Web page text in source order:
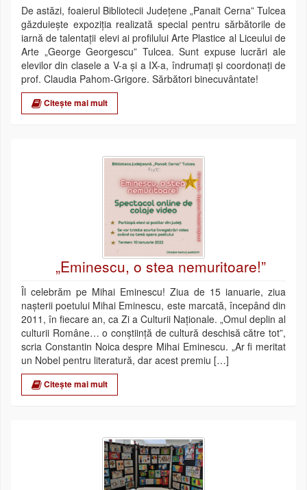
De astăzi, foaierul Bibliotecii Județene „Panait Cerna” Tulcea
găzduiește expoziția realizată special pentru sărbătorile de
iarnă de talentații elevi ai profilului Arte Plastice al Liceului de
Arte „George Georgescu” Tulcea. Sunt expuse lucrări ale
elevilor din clasele a V-a și a IX-a, îndrumați și coordonați de
prof. Claudia Pahom-Grigore. Sărbători binecuvântate!
Citește mai mult
„Eminescu, o stea nemuritoare!”
Îl celebrăm pe Mihai Eminescu! Ziua de 15 ianuarie, ziua
nașterii poetului Mihai Eminescu, este marcată, începând din
2011, în fiecare an, ca Zi a Culturii Naționale. „Omul deplin al
culturii Române… o conştiinţă de cultură deschisă către tot”,
scria Constantin Noica despre Mihai Eminescu. „Ar fi meritat
un Nobel pentru literatură, dar acest premiu […]
Citește mai mult